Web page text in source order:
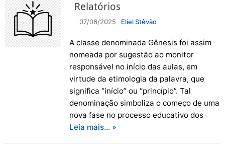
Relatórios
07/06/2025 Eliel Stêvão
A classe denominada Gênesis foi assim
nomeada por sugestão ao monitor
responsável no início das aulas, em
virtude da etimologia da palavra, que
significa “início” ou “princípio”. Tal
denominação simboliza o começo de uma
nova fase no processo educativo dos
Leia mais… »